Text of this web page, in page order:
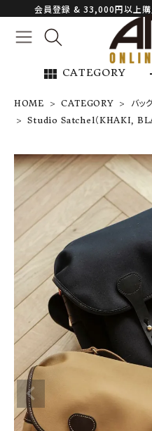
会員登録 & 33,000円以上購
view_module CATEGORY
Studio Satche
l（KHAKI, BLA
CK）
53,900
NEW ARRIVAL
ARCH EXCLUSIVE
BRAND
CATEGORY
CONTENTS
HOME CATEGORY バッ
Studio Satchel（KHAKI,